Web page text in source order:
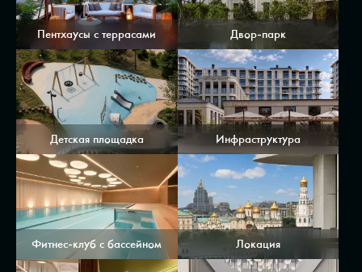
Пентхаусы с террасами Двор-парк
Детская площадка Инфраструктура
Фитнес-клуб с бассейном Локация